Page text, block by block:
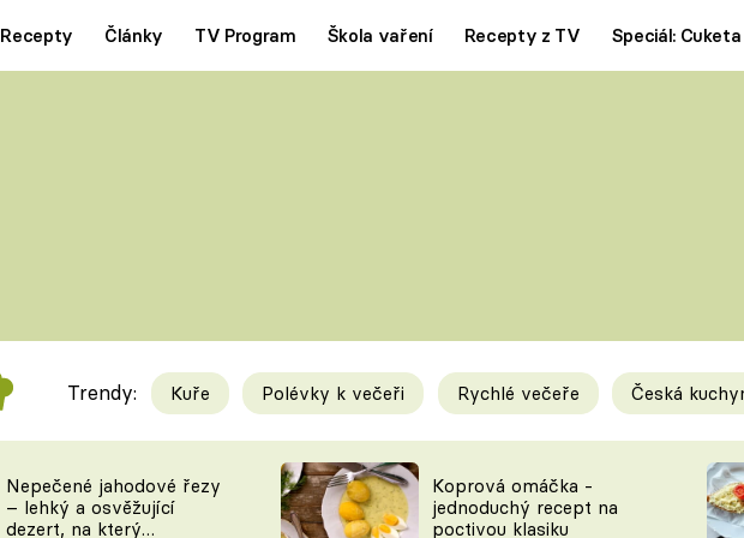
Recepty Články TV Program Škola vaření Recepty z TV Speciál: Cuketa
Videorecepty
TEĎ VAŘÍ ŠÉF!
Tipy a triky
KAM ZA JÍDLEM
Trendy: Kuře Polévky k večeři Rychlé večeře Česká
Nepečené jahodové řezy
– lehký a osvěžující
dezert, na který
Koprová omáčka -
jednoduchý recept na
poctivou klasiku